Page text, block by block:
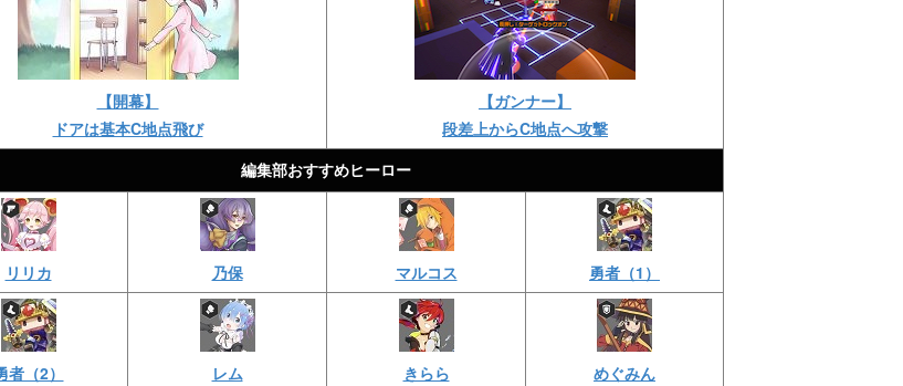
【開幕】
ドアは基本C地点飛び
【ガンナー】
段差上からC地点へ攻撃
編集部おすすめヒーロー
リリカ 乃保 マルコス 勇者（1）
者（2） レム きらら めぐみん